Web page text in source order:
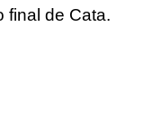
final de Cata.